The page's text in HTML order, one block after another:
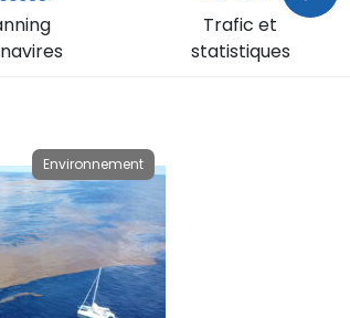
Trafic et
statistiques
Environnement